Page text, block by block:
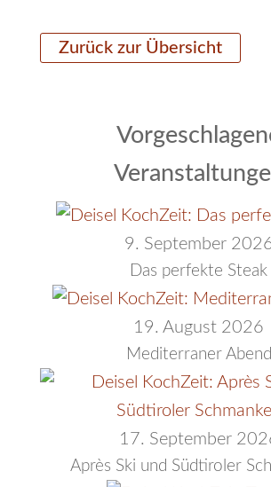
Zurück zur Übersicht
9. September
Das perfekte Steak
19. August 2026
Mediterraner Abend
17. September
Après Ski und Südtiroler